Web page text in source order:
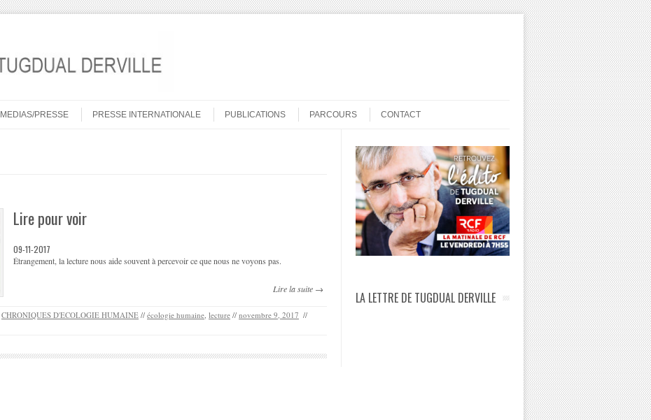
MEDIAS/PRESSE PRESSE INTERNATIONALE PUBLICATIONS PARCOURS CONTACT
Lire pour voir
09-11-2017
Étrangement, la lecture nous aide souvent à percevoir ce que nous ne voyons pas.
Lire la suite →
CHRONIQUES D'ECOLOGIE HUMAINE // écologie humaine lecture // novembre 9, 2017 //
LA LETTRE DE TUGDUAL DERVILLE